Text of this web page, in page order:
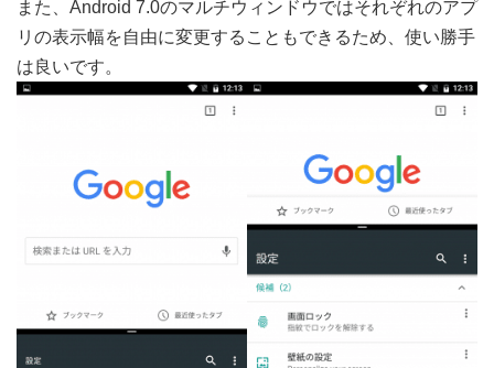
また、Android 7.0のマルチウィンドウではそれぞれのアプ
リの表示幅を自由に変更することもできるため、使い勝手
は良いです。